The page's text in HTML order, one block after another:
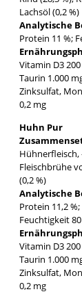
Lachsöl (0,2 %)
Analytische
Protein 11 %;
Vitamin D3
Taurin 1.000
Zinksulfat,
0,2 mg
Huhn Pur
Hühnerfleisch,
Fleischbrühe
(0,2 %)
Analytische
Protein 11,2
Feuchtigkeit 80
Vitamin D3
Taurin 1.000
Zinksulfat,
0,2 mg